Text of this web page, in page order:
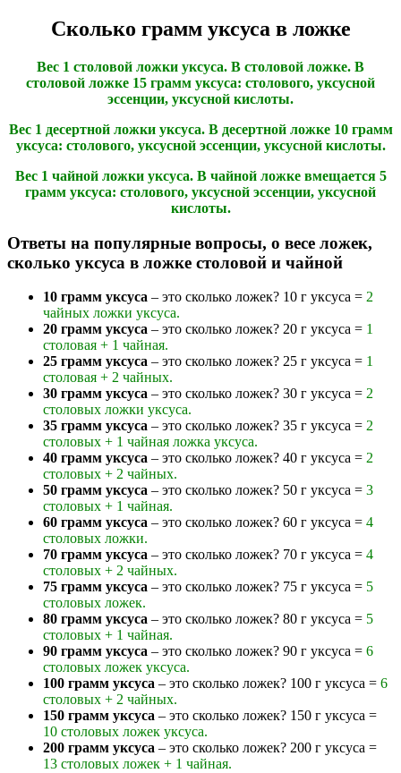
Сколько грамм уксуса в ложке
Вес 1 столовой ложки уксуса. В столовой ложке. В
столовой ложке 15 грамм уксуса: столового, уксусной
эссенции, уксусной кислоты.
Вес 1 десертной ложки уксуса. В десертной ложке 10 грамм
уксуса: столового, уксусной эссенции, уксусной кислоты.
Вес 1 чайной ложки уксуса. В чайной ложке вмещается 5
грамм уксуса: столового, уксусной эссенции, уксусной
кислоты.
Ответы на популярные вопросы, о весе ложек,
сколько уксуса в ложке столовой и чайной
10 грамм уксуса – это сколько ложек? 10 г уксуса = 2
чайных ложки уксуса.
20 грамм уксуса – это сколько ложек? 20 г уксуса = 1
столовая + 1 чайная.
25 грамм уксуса – это сколько ложек? 25 г уксуса = 1
столовая + 2 чайных.
30 грамм уксуса – это сколько ложек? 30 г уксуса = 2
столовых ложки уксуса.
35 грамм уксуса – это сколько ложек? 35 г уксуса = 2
столовых + 1 чайная ложка уксуса.
40 грамм уксуса – это сколько ложек? 40 г уксуса = 2
столовых + 2 чайных.
50 грамм уксуса – это сколько ложек? 50 г уксуса = 3
столовых + 1 чайная.
60 грамм уксуса – это сколько ложек? 60 г уксуса = 4
столовых ложки.
70 грамм уксуса – это сколько ложек? 70 г уксуса = 4
столовых + 2 чайных.
75 грамм уксуса – это сколько ложек? 75 г уксуса = 5
столовых ложек.
80 грамм уксуса – это сколько ложек? 80 г уксуса = 5
столовых + 1 чайная.
90 грамм уксуса – это сколько ложек? 90 г уксуса = 6
столовых ложек уксуса.
100 грамм уксуса – это сколько ложек? 100 г уксуса = 6
столовых + 2 чайных.
150 грамм уксуса – это сколько ложек? 150 г уксуса =
10 столовых ложек уксуса.
200 грамм уксуса – это сколько ложек? 200 г уксуса =
13 столовых ложек + 1 чайная.